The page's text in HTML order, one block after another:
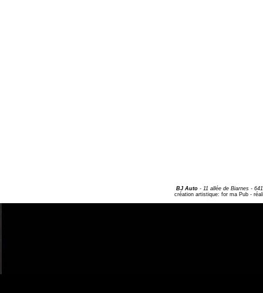
BJ Auto - 11 allée de Biarnes -
création artistique: for ma Pub-